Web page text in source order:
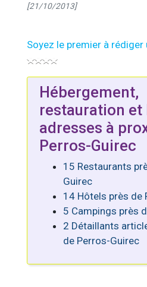
[21/10/2013]
Soyez le premier à
Hébergement,
restauration et
adresses à
Perros-Guirec
15 Restaurants
Guirec
14 Hôtels près de
5 Campings près
2 Détaillants
de Perros-Guirec